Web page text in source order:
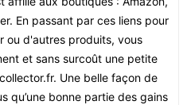
En passant par ces liens pour
ou d'autres produits, vous
et sans surcoût une petite
Une belle façon de
qu’une bonne partie des gains